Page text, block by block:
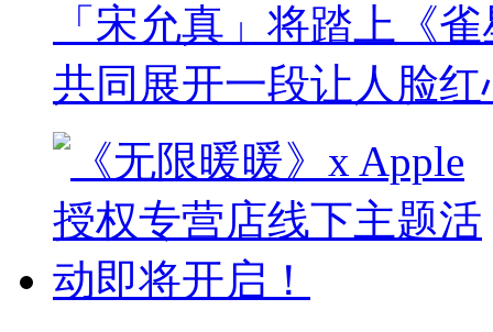
「宋允真」将踏上《
共同展开一段让人脸